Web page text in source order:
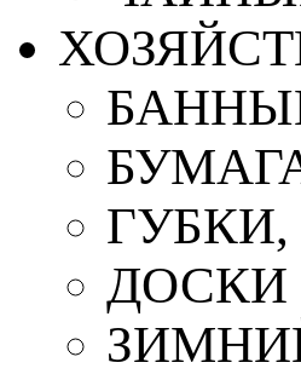
ДОСКИ